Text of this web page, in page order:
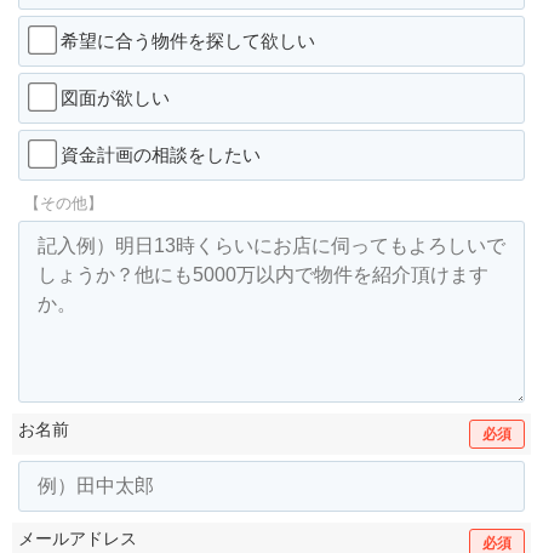
希望に合う物件を探して欲しい
図面が欲しい
資金計画の相談をしたい
【その他】
お名前 必須
メールアドレス 必須